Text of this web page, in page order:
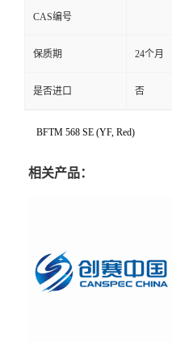
CAS编号
保质期 24个月
是否进口 否
BFTM 568 SE (YF, Red)
相关产品：